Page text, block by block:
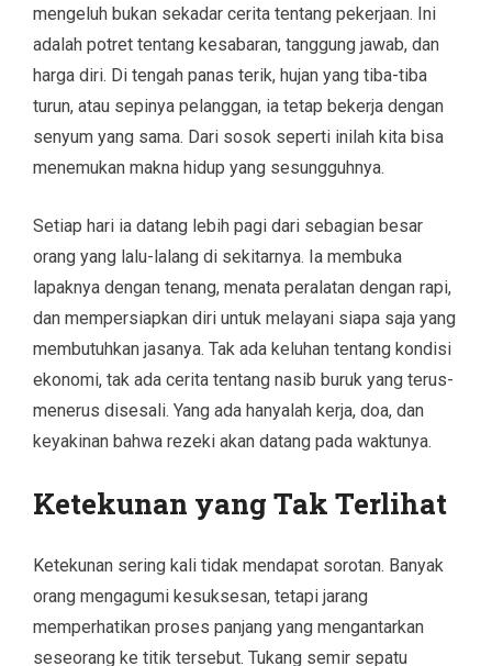
mengeluh bukan sekadar cerita tentang pekerjaan. Ini
adalah potret tentang kesabaran, tanggung jawab, dan
harga diri. Di tengah panas terik, hujan yang tiba-tiba
turun, atau sepinya pelanggan, ia tetap bekerja dengan
senyum yang sama. Dari sosok seperti inilah kita bisa
menemukan makna hidup yang sesungguhnya.
Setiap hari ia datang lebih pagi dari sebagian besar
orang yang lalu-lalang di sekitarnya. Ia membuka
lapaknya dengan tenang, menata peralatan dengan rapi,
dan mempersiapkan diri untuk melayani siapa saja yang
membutuhkan jasanya. Tak ada keluhan tentang kondisi
ekonomi, tak ada cerita tentang nasib buruk yang terus-
menerus disesali. Yang ada hanyalah kerja, doa, dan
keyakinan bahwa rezeki akan datang pada waktunya.
Ketekunan yang Tak Terlihat
Ketekunan sering kali tidak mendapat sorotan. Banyak
orang mengagumi kesuksesan, tetapi jarang
memperhatikan proses panjang yang mengantarkan
seseorang ke titik tersebut. Tukang semir sepatu